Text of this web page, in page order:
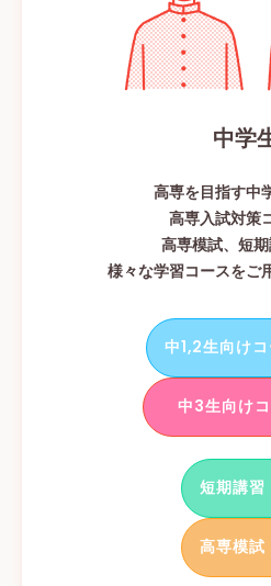
中学
高専を目指す中
高専入試対策
高専模試、短
様々な学習コースをご
中1,2生向け
中3生向け
短期講習
高専模試